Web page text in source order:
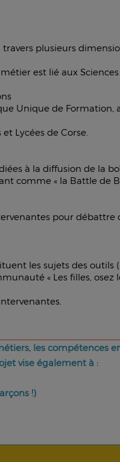
travers plusieurs
est lié aux Sciences
Unique de Formation,
Lycées de Corse.
à la diffusion de la
comme « la Battle de
pour débattre
les sujets des outils
« Les filles, osez
les compétences
vise également à :
!)